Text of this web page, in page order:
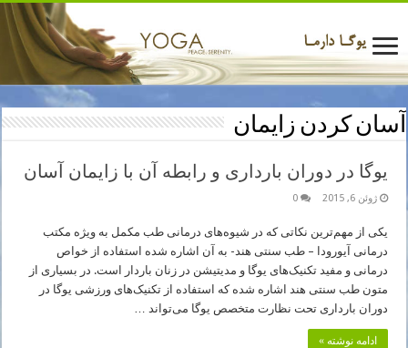
آسان کردن زایمان
یوگا در دوران بارداری و رابطه آن با زایمان آسان
ژوئن 6, 2015 0
یکی از مهم‌ترین نکاتی که در شیوه‌های درمانی طب مکمل به ویژه مکتب
درمانی آیورودا – طب سنتی هند- به آن اشاره شده استفاده از خواص
درمانی و مفید تکنیک‌های یوگا و مدیتیشن در زنان باردار است. در بسیاری از
متون طب سنتی هند اشاره شده که استفاده از تکنیک‌های ورزشی یوگا در
دوران بارداری تحت نظارت متخصص یوگا می‌تواند …
ادامه نوشته »